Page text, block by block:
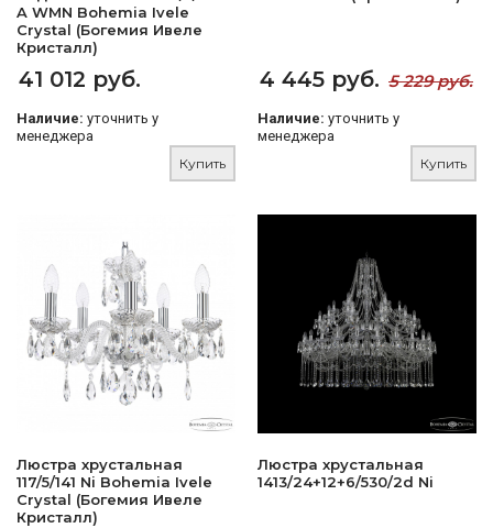
A WMN Bohemia Ivele
Crystal (Богемия Ивеле
Кристалл)
41 012 руб.
Наличие: уточнить у
менеджера
Купить
4 445 руб. 5 229 руб.
Наличие: уточнить у
менеджера
Купить
Люстра хрустальная
117/5/141 Ni Bohemia Ivele
Crystal (Богемия Ивеле
Кристалл)
Люстра хрустальная
1413/24+12+6/530/2d Ni